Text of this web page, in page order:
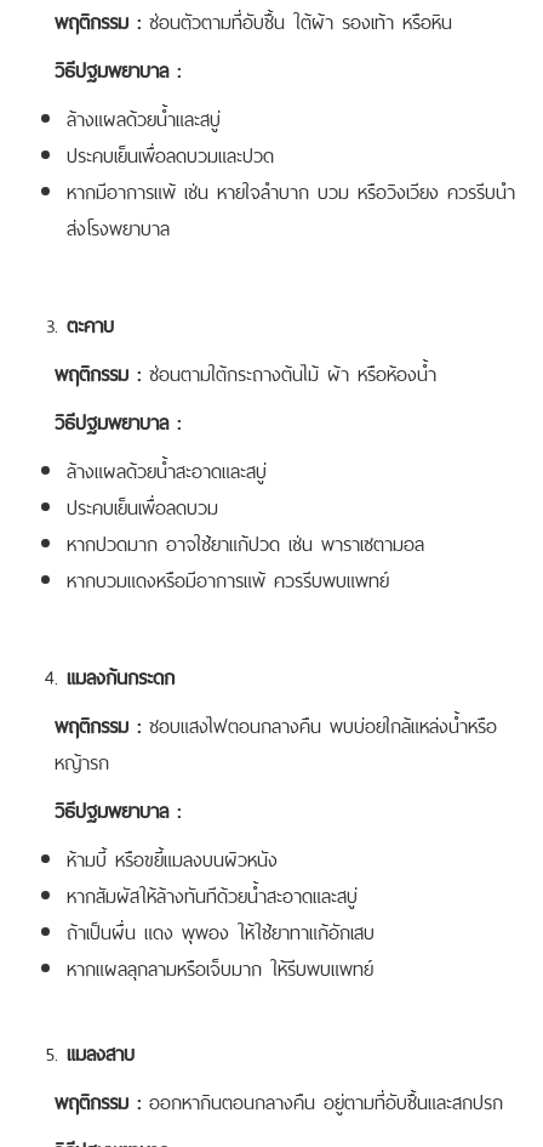
พฤติกรรม : ซ่อนตัวตามที่อับชื้น ใต้ผ้า รองเท้า หรือหิน
วิธีปฐมพยาบาล :
ล้างแผลด้วยน้ำและสบู่
ประคบเย็นเพื่อลดบวมและปวด
หากมีอาการแพ้ เช่น หายใจลำบาก บวม หรือวิงเวียง ควรรีบนำ
ส่งโรงพยาบาล
ตะคาบ
พฤติกรรม : ซ่อนตามใต้กระถางต้นไม้ ผ้า หรือห้องน้ำ
วิธีปฐมพยาบาล :
ล้างแผลด้วยน้ำสะอาดและสบู่
ประคบเย็นเพื่อลดบวม
หากปวดมาก อาจใช้ยาแก้ปวด เช่น พาราเซตามอล
หากบวมแดงหรือมีอาการแพ้ ควรรีบพบแพทย์
แมลงก้นกระดก
พฤติกรรม : ชอบแสงไฟตอนกลางคืน พบบ่อยใกล้แหล่งน้ำหรือ
หญ้ารก
วิธีปฐมพยาบาล :
ห้ามบี้ หรือขยี้แมลงบนผิวหนัง
หากสัมผัสให้ล้างทันทีด้วยน้ำสะอาดและสบู่
ถ้าเป็นผื่น แดง พุพอง ให้ใช้ยาทาแก้อักเสบ
หากแผลลุกลามหรือเจ็บมาก ให้รีบพบแพทย์
แมลงสาบ
พฤติกรรม : ออกหากินตอนกลางคืน อยู่ตามที่อับชื้นและสกปรก